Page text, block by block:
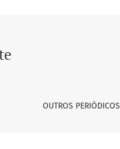
OUTROS PERIÓDICOS